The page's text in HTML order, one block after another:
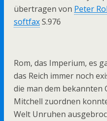
übertragen von Peter
softfaxS.976
Rom, das Imperium, es
das Reich immer noch
die man dem bekannten
Mitchell zuordnen
Welt Unruhen